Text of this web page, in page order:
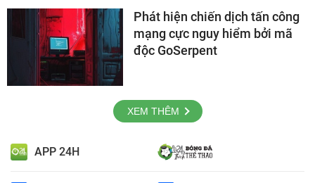
Phát hiện chiến dịch tấn công
mạng cực nguy hiểm bởi mã
độc GoSerpent
XEM THÊM
APP 24H